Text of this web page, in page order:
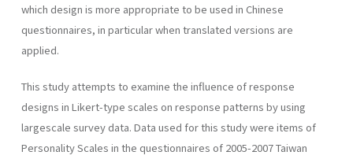
which design is more appropriate to be used in Chinese
questionnaires, in particular when translated versions are
applied.
This study attempts to examine the influence of response
designs in Likert-type scales on response patterns by using
largescale survey data. Data used for this study were items of
Personality Scales in the questionnaires of 2005-2007 Taiwan